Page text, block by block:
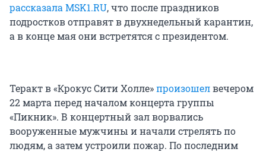
рассказала MSK1.RU, что после праздников
подростков отправят в двухнедельный карантин,
а в конце мая они встретятся с президентом.
Теракт в «Крокус Сити Холле»произошелвечером
22 марта перед началом концерта группы
«Пикник». В концертный зал ворвались
вооруженные мужчины и начали стрелять по
людям, а затем устроили пожар. По последним